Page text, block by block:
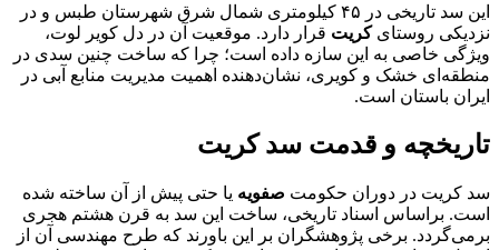
این سد تاریخی در ۴۵ کیلومتری شمال شرق شهرستان طبس و در
نزدیکی روستایکریت قرار دارد. موقعیت آن در دل کویر لوت،
ویژگی خاصی به این سازه داده است؛ چرا که ساخت چنین سدی در
منطقه‌ای خشک و کویری، نشان‌دهنده اهمیت مدیریت منابع آبی در
ایران باستان است.
تاریخچه و قدمت سد کریت
سد کریت در دوران حکومت صفویه یا حتی پیش از آن ساخته شده
است. براساس اسناد تاریخی، ساخت این سد به قرن هشتم هجری
برمی‌گردد. برخی پژوهشگران بر این باورند که طرح مهندسی آن از